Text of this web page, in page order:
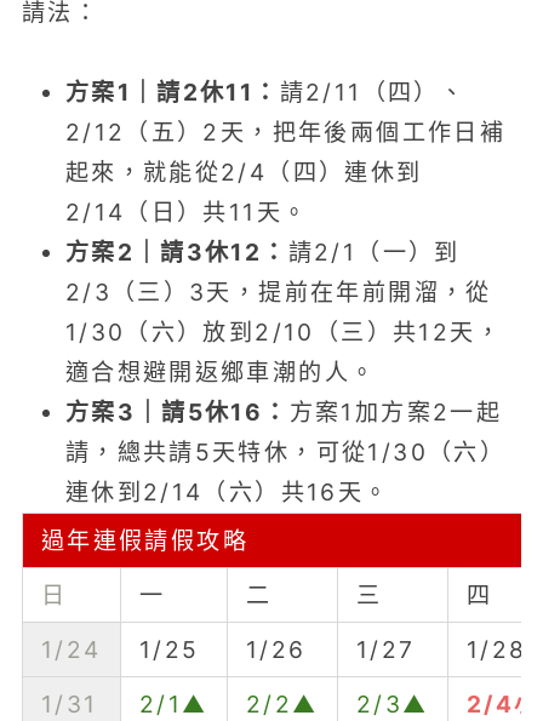
請法：
方案1｜請2休11： 請2/11（四）、
2/12（五）2天，把年後兩個工作日補
起來，就能從2/4（四）連休到
2/14（日）共11天。
方案2｜請3休12： 請2/1（一）到
2/3（三）3天，提前在年前開溜，從
1/30（六）放到2/10（三）共12天，
適合想避開返鄉車潮的人。
方案3｜請5休16： 方案1加方案2一起
請，總共請5天特休，可從1/30（六）
連休到2/14（六）共16天。
過年連假請假攻略
日
一 二 三
四
1/24
1/25 1/26 1/27
1/28
1/31
2/1▲ 2/2▲ 2/3▲
2/4小